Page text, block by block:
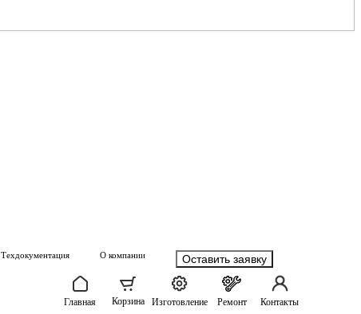
Техдокументация О компании Оставить заявку
Главная Корзина Изготовление Ремонт Контакты